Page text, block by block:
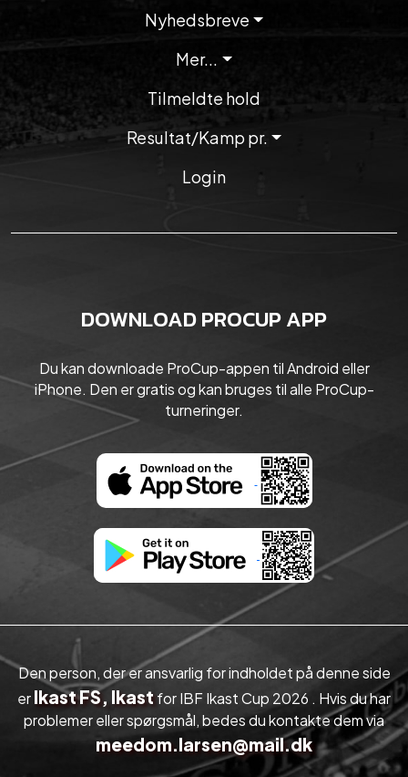
Nyhedsbreve
Mer...
Tilmeldte hold
Resultat/Kamp pr.
Login
DOWNLOAD PROCUP APP
Du kan downloade ProCup-appen til Android eller
iPhone. Den er gratis og kan bruges til alle ProCup-
turneringer.
Den person, der er ansvarlig for indholdet på denne side
erIkast FS, Ikastfor IBF Ikast Cup 2026 . Hvis du har
problemer eller spørgsmål, bedes du kontakte dem via
meedom.larsen@mail.dk